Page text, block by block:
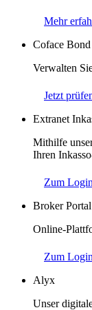
Mehr
Coface Bond
Verwalten
Jetzt
Extranet
Mithilfe
Ihren
Zum Login
Broker Portal
Online-
Zum Login
Alyx
Unser